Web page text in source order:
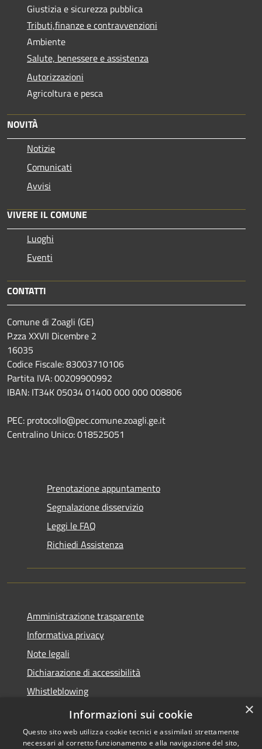
Giustizia e sicurezza pubblica
Tributi,finanze e contravvenzioni
Ambiente
Salute, benessere e assistenza
Autorizzazioni
Agricoltura e pesca
NOVITÀ
Notizie
Comunicati
Avvisi
VIVERE IL COMUNE
Luoghi
Eventi
CONTATTI
Comune di Zoagli (GE)
P.zza XXVII Dicembre 2
16035
Codice Fiscale: 83003710106
Partita IVA: 00209900992
IBAN: IT34K 05034 01400 000 000 008806
PEC: protocollo@pec.comune.zoagli.ge.it
Centralino Unico: 018525051
Prenotazione appuntamento
Segnalazione disservizio
Leggi le FAQ
Richiedi Assistenza
Amministrazione trasparente
Informativa privacy
Note legali
Dichiarazione di accessibilità
Whistleblowing
Piano di miglioramento dei servizi
×
Informazioni sui cookie
Questo sito web utilizza cookie tecnici e assimilati strettamente
necessari al corretto funzionamento e alla navigazione del sito,